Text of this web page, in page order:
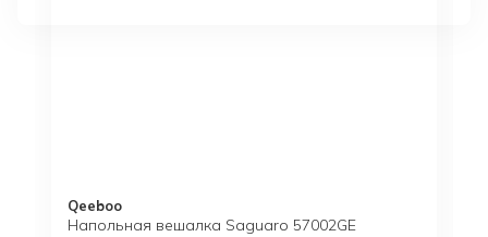
Qeeboo
Напольная вешалка Saguaro 57002GE